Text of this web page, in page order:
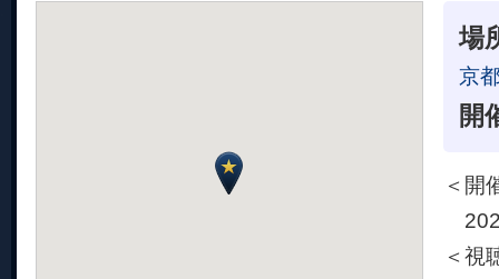
場
京
開
＜開
＜視